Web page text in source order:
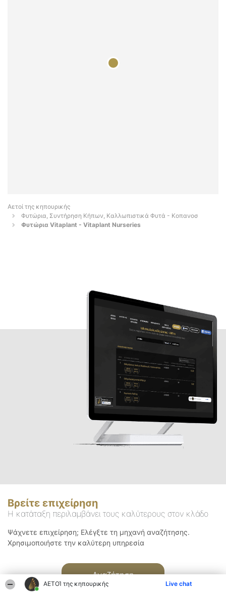
ΑΕΤΟΊ της κηπουρικής Live chat
Αετοί της κηπουρικής
Φυτώρια, Συντήρηση Κήπων, Καλλωπιστικά Φυτά - Κοπανοσ
Φυτώρια Vitaplant - Vitaplant Nurseries
Βρείτε επιχείρηση
Η κατάταξη περιλαμβάνει τους καλύτερους στον κλάδο
Ψάχνετε επιχείρηση; Ελέγξτε τη μηχανή αναζήτησης.
Χρησιμοποιήστε την καλύτερη υπηρεσία
Αναζήτηση